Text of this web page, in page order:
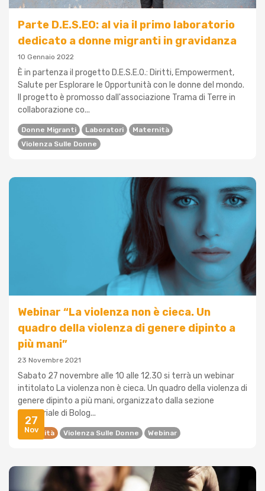
Parte D.E.S.EO: al via il primo laboratorio
dedicato a donne migranti in gravidanza
10 Gennaio 2022
È in partenza il progetto D.E.S.E.O.: Diritti, Empowerment,
Salute per Esplorare le Opportunità con le donne del mondo.
Il progetto è promosso dall'associazione Trama di Terre in
collaborazione co...
Donne Migranti Laboratori
Maternità
Violenza Sulle Donne
27
Nov
Webinar “La violenza non è cieca. Un
quadro della violenza di genere dipinto a
più mani”
23 Novembre 2021
Sabato 27 novembre alle 10 alle 12.30 si terrà un webinar
intitolato La violenza non è cieca. Un quadro della violenza di
genere dipinto a più mani, organizzato dalla sezione
territoriale di Bolog...
Disabilità Violenza Sulle Donne Webinar